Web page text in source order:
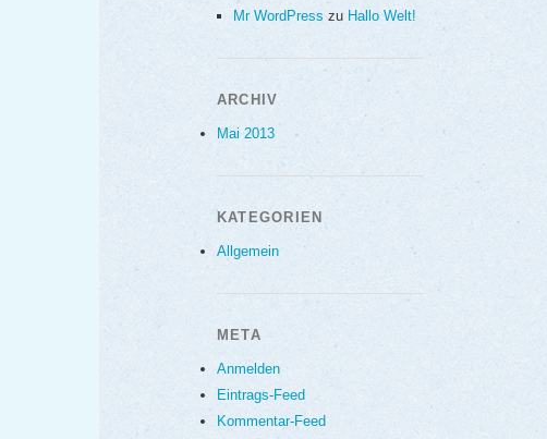
Mr WordPress zu Hallo Welt!
ARCHIV
Mai 2013
KATEGORIEN
Allgemein
META
Anmelden
Eintrags-Feed
Kommentar-Feed